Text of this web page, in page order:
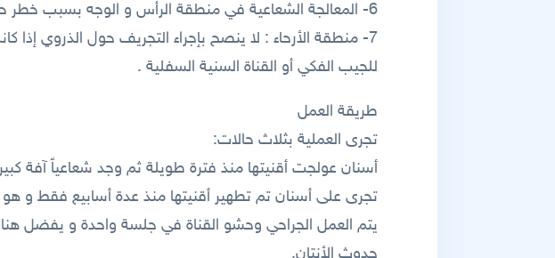
6- المعالجة الشعاعية في منطقة الرأس و الوجه بسبب خطر حدوث التهاب العظم الشعاعي .
7- منطقة الأرحاء : لا ينصح بإجراء التجريف حول الذروي
للجيب الفكي أو القناة السنية السفلية .
طريقة العمل
تجرى العملية بثلاث حالات:
أسنان عولجت أقنيتها منذ فترة طويلة ثم وجد شعاعياً آفة
تجرى على أسنان تم تطهير أقنيتها منذ عدة أسابيع فقط و
يتم العمل الجراحي وحشو القناة في جلسة واحدة و يفضل